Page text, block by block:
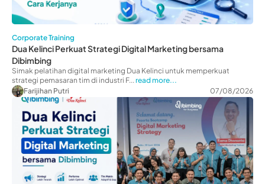
Corporate Training
Dua Kelinci Perkuat Strategi Digital Marketing bersama
Dibimbing
Simak pelatihan digital marketing Dua Kelinci untuk memperkuat
strategi pemasaran tim di industri F... read more...
Farijihan Putri
07/08/2026